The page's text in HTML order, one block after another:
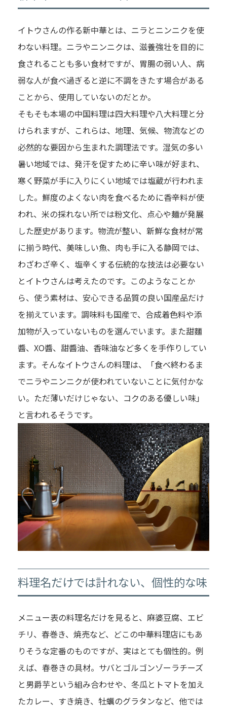
イトウさんの作る新中華とは、ニラとニンニクを使
わない料理。ニラやニンニクは、滋養強壮を目的に
食されることも多い食材ですが、胃腸の弱い人、病
弱な人が食べ過ぎると逆に不調をきたす場合がある
ことから、使用していないのだとか。
そもそも本場の中国料理は四大料理や八大料理と分
けられますが、これらは、地理、気候、物流などの
必然的な要因から生まれた調理法です。湿気の多い
暑い地域では、発汗を促すために辛い味が好まれ、
寒く野菜が手に入りにくい地域では塩蔵が行われま
した。鮮度のよくない肉を食べるために香辛料が使
われ、米の採れない所では粉文化、点心や麺が発展
した歴史があります。物流が整い、新鮮な食材が常
に揃う時代、美味しい魚、肉も手に入る静岡では、
わざわざ辛く、塩辛くする伝統的な技法は必要ない
とイトウさんは考えたのです。このようなことか
ら、使う素材は、安心できる品質の良い国産品だけ
を揃えています。調味料も国産で、合成着色料や添
加物が入っていないものを選んでいます。また甜麵
醬、XO醬、甜醬油、香味油など多くを手作りしてい
ます。そんなイトウさんの料理は、「食べ終わるま
でニラやニンニクが使われていないことに気付かな
い。ただ薄いだけじゃない、コクのある優しい味」
と言われるそうです。
料理名だけでは計れない、個性的な味
メニュー表の料理名だけを見ると、麻婆豆腐、エビ
チリ、春巻き、焼売など、どこの中華料理店にもあ
りそうな定番のものですが、実はとても個性的。例
えば、春巻きの具材。サバとゴルゴンゾーラチーズ
と男爵芋という組み合わせや、冬瓜とトマトを加え
たカレー、すき焼き、牡蠣のグラタンなど、他では